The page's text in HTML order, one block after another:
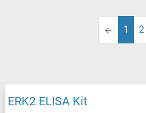
1 2
ERK2 ELISA Kit